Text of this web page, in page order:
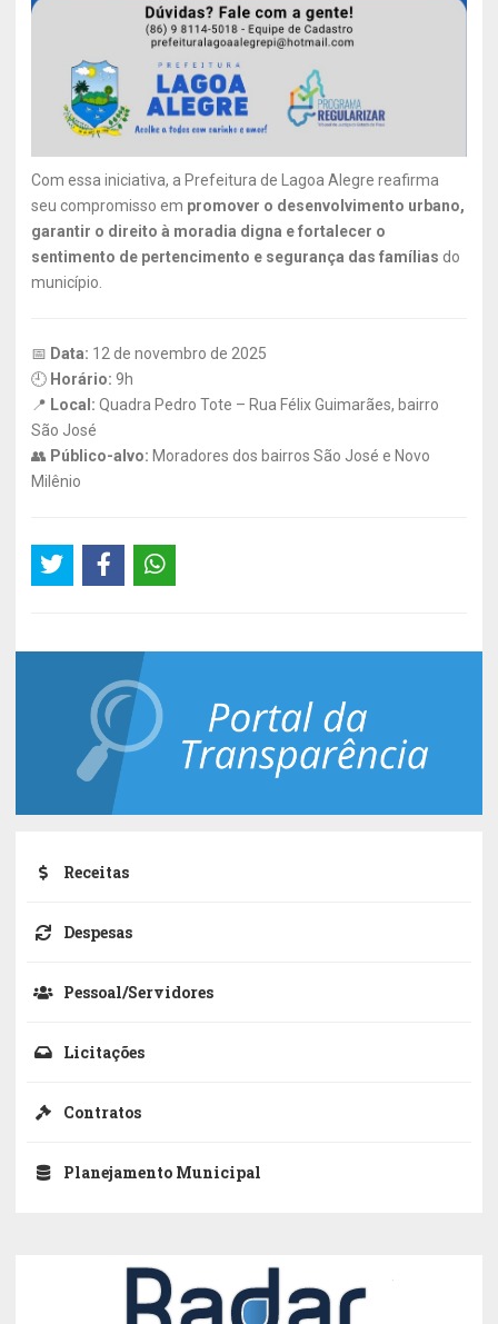
Com essa iniciativa, a Prefeitura de Lagoa Alegre reafirma
seu compromisso em promover o desenvolvimento urbano,
garantir o direito à moradia digna e fortalecer o
sentimento de pertencimento e segurança das famílias do
município.
📅 Data: 12 de novembro de 2025
🕘 Horário: 9h
📍 Local: Quadra Pedro Tote – Rua Félix Guimarães, bairro
São José
👥 Público-alvo: Moradores dos bairros São José e Novo
Milênio
Receitas
Despesas
Pessoal/Servidores
Licitações
Contratos
Planejamento Municipal